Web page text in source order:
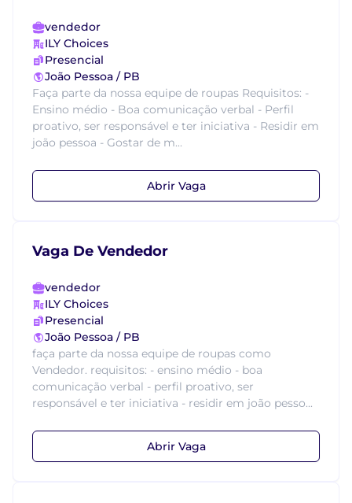
vendedor
ILY Choices
Presencial
João Pessoa / PB
Faça parte da nossa equipe de roupas Requisitos: -
Ensino médio - Boa comunicação verbal - Perfil
proativo, ser responsável e ter iniciativa - Residir em
joão pessoa - Gostar de m...
Abrir Vaga
Vaga De Vendedor
vendedor
ILY Choices
Presencial
João Pessoa / PB
faça parte da nossa equipe de roupas como
Vendedor. requisitos: - ensino médio - boa
comunicação verbal - perfil proativo, ser
responsável e ter iniciativa - residir em joão pesso...
Abrir Vaga